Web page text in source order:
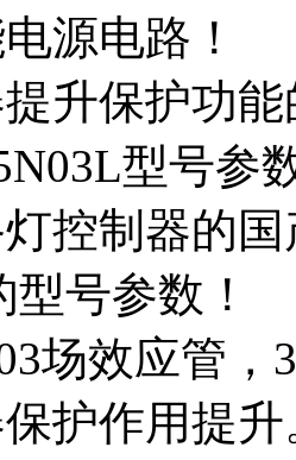
源电路！
升保护功
型号参
控制器的
型号参数！
场效应管
护作用提升